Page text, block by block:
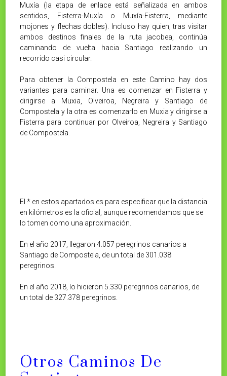
Muxía (la etapa de enlace está señalizada en ambos
sentidos, Fisterra-Muxía o Muxía-Fisterra, mediante
mojones y flechas dobles). Incluso hay quien, tras visitar
ambos destinos finales de la ruta jacobea, continúa
caminando de vuelta hacia Santiago realizando un
recorrido casi circular.
Para obtener la Compostela en este Camino hay dos
variantes para caminar. Una es comenzar en Fisterra y
dirigirse a Muxia, Olveiroa, Negreira y Santiago de
Compostela y la otra es comenzarlo en Muxia y dirigirse a
Fisterra para continuar por Olveiroa, Negreira y Santiago
de Compostela.
El * en estos apartados es para especificar que la distancia
en kilómetros es la oficial, aunque recomendamos que se
lo tomen como una aproximación.
En el año 2017, llegaron 4.057 peregrinos canarios a
Santiago de Compostela, de un total de 301.038
peregrinos.
En el año 2018, lo hicieron 5.330 peregrinos canarios, de
un total de 327.378 peregrinos.
Otros Caminos De